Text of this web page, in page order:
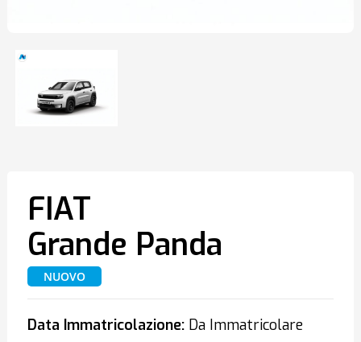
FIAT
Grande Panda
NUOVO
Data Immatricolazione:Da Immatricolare